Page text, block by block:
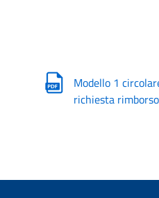
Modello 1
richiesta rimborso